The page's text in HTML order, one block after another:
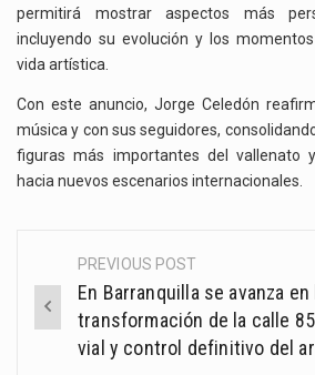
permitirá mostrar aspectos más
incluyendo su evolución y los
vida artística.
Con este anuncio, Jorge Celedón
música y con sus seguidores,
figuras más importantes del vallenato
hacia nuevos escenarios internacionales.
Post
navigation
PREVIOUS POST
En Barranquilla se avanza en
transformación de la calle
vial y control definitivo del